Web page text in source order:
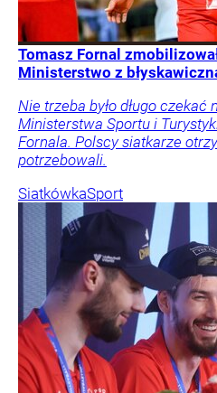
Tomasz Fornal
Ministerstwo z
Nie trzeba było długo czekać
Ministerstwa Sportu i
Fornala. Polscy siatkarze
potrzebowali.
SiatkówkaSport